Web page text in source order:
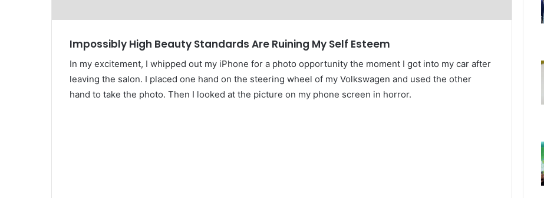
Impossibly High Beauty Standards Are Ruining My Self Esteem
In my excitement, I whipped out my iPhone for a photo opportunity the moment I got into my car after
leaving the salon. I placed one hand on the steering wheel of my Volkswagen and used the other
hand to take the photo. Then I looked at the picture on my phone screen in horror.